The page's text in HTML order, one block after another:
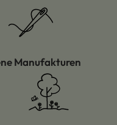
Manufakturen